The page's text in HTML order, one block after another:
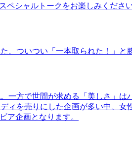
ペシャルトークをお楽しみください
ついつい「一本取られた！」と
一方で世間が求める「美しさ」
を売りにした企画が多い中、
ア企画となります。